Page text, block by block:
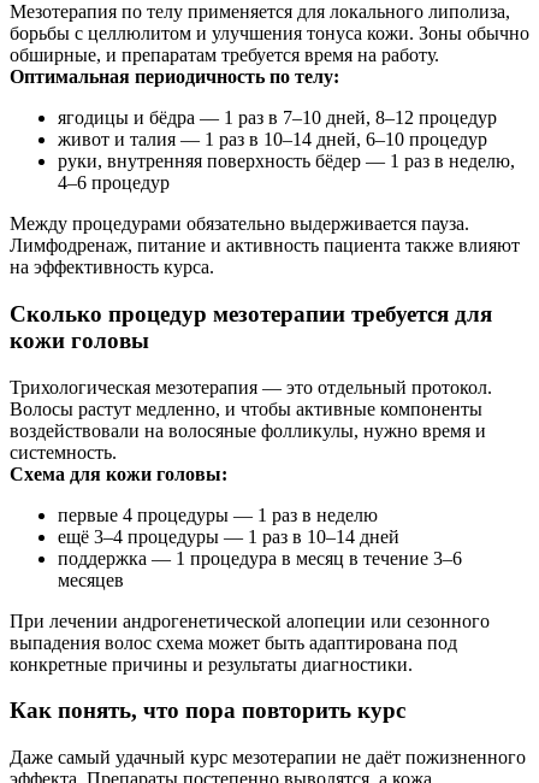
Мезотерапия по телу применяется для локального липолиза,
борьбы с целлюлитом и улучшения тонуса кожи. Зоны обычно
обширные, и препаратам требуется время на работу.
Оптимальная периодичность по телу:
ягодицы и бёдра — 1 раз в 7–10 дней, 8–12 процедур
живот и талия — 1 раз в 10–14 дней, 6–10 процедур
руки, внутренняя поверхность бёдер — 1 раз в неделю,
4–6 процедур
Между процедурами обязательно выдерживается пауза.
Лимфодренаж, питание и активность пациента также влияют
на эффективность курса.
Сколько процедур мезотерапии требуется для
кожи головы
Трихологическая мезотерапия — это отдельный протокол.
Волосы растут медленно, и чтобы активные компоненты
воздействовали на волосяные фолликулы, нужно время и
системность.
Схема для кожи головы:
первые 4 процедуры — 1 раз в неделю
ещё 3–4 процедуры — 1 раз в 10–14 дней
поддержка — 1 процедура в месяц в течение 3–6
месяцев
При лечении андрогенетической алопеции или сезонного
выпадения волос схема может быть адаптирована под
конкретные причины и результаты диагностики.
Как понять, что пора повторить курс
Даже самый удачный курс мезотерапии не даёт пожизненного